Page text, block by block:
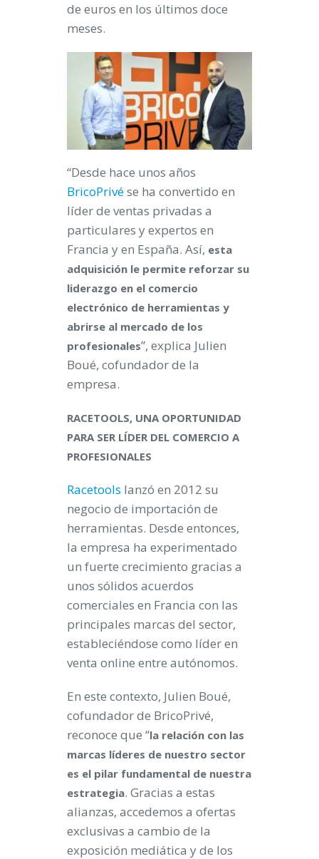
de euros en los últimos doce
meses.
“Desde hace unos años
BricoPrivése ha convertido en
líder de ventas privadas a
particulares y expertos en
Francia y en España. Así, esta
adquisición le permite reforzar su
liderazgo en el comercio
electrónico de herramientas y
abrirse al mercado de los
profesionales”, explica Julien
Boué, cofundador de la
empresa.
RACETOOLS, UNA OPORTUNIDAD
PARA SER LÍDER DEL COMERCIO A
PROFESIONALES
Racetools lanzó en 2012 su
negocio de importación de
herramientas. Desde entonces,
la empresa ha experimentado
un fuerte crecimiento gracias a
unos sólidos acuerdos
comerciales en Francia con las
principales marcas del sector,
estableciéndose como líder en
venta online entre autónomos.
En este contexto, Julien Boué,
cofundador de BricoPrivé,
reconoce que “la relación con las
marcas líderes de nuestro sector
es el pilar fundamental de nuestra
estrategia. Gracias a estas
alianzas, accedemos a ofertas
exclusivas a cambio de la
exposición mediática y de los